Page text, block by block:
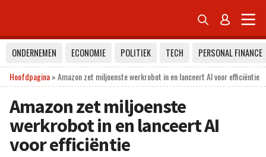
 
ONDERNEMEN ECONOMIE POLITIEK TECH
PERSONAL FINANCE
Hoofdpagina»Amazon zet miljoenste werkrobot in en lanceert AI voor efficiëntie
Amazon zet miljoenste
werkrobot in en lanceert AI
voor efficiëntie